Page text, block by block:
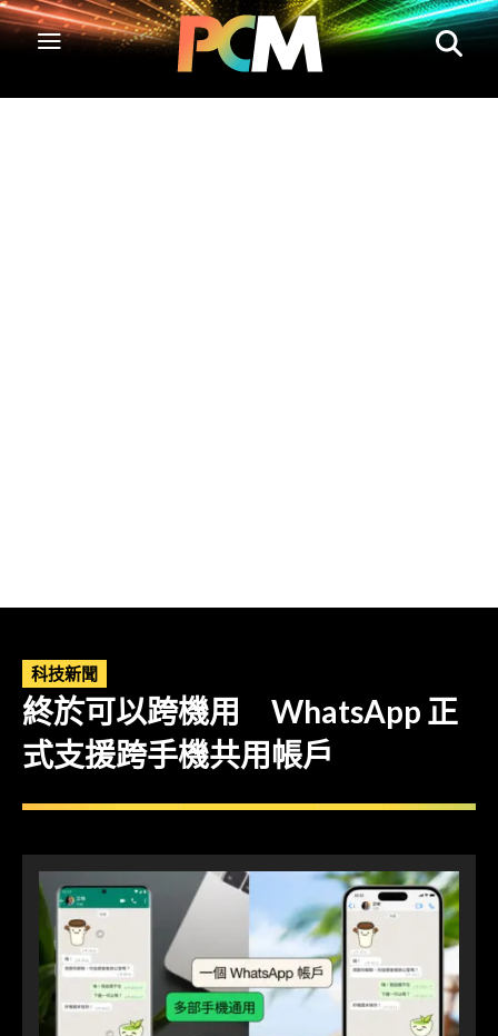
科技新聞
終於可以跨機用 WhatsApp 正
式支援跨手機共用帳戶